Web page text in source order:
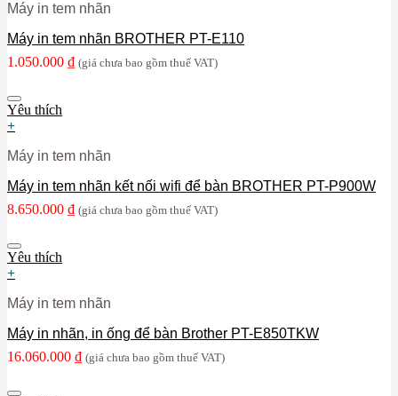
Máy in tem nhãn
Máy in tem nhãn BROTHER PT-E110
1.050.000 ₫ (giá chưa bao gồm thuế VAT)
Yêu thích
+
Máy in tem nhãn
Máy in tem nhãn kết nối wifi để bàn BROTHER PT-P900W
8.650.000 ₫ (giá chưa bao gồm thuế VAT)
Yêu thích
+
Máy in tem nhãn
Máy in nhãn, in ống để bàn Brother PT-E850TKW
16.060.000 ₫ (giá chưa bao gồm thuế VAT)